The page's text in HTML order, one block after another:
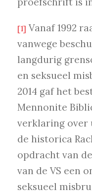
[1] Vanaf 1992
vanwege
langdurig
en seksueel
2014 gaf het
Mennonite
verklaring over
de historica
opdracht van
van de VS een
seksueel